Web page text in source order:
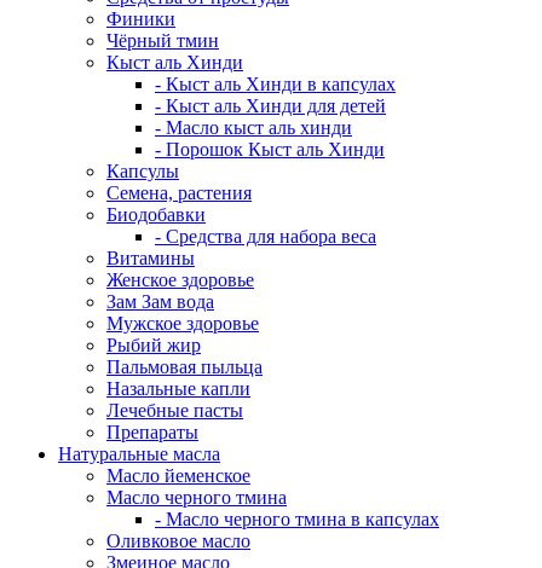
Финики
Чёрный тмин
Кыст аль Хинди
- Кыст аль Хинди в капсулах
- Кыст аль Хинди для детей
- Масло кыст аль хинди
- Порошок Кыст аль Хинди
Капсулы
Семена, растения
Биодобавки
- Средства для набора веса
Витамины
Женское здоровье
Зам Зам вода
Мужское здоровье
Рыбий жир
Пальмовая пыльца
Назальные капли
Лечебные пасты
Препараты
Натуральные масла
Масло йеменское
Масло черного тмина
- Масло черного тмина в капсулах
Оливковое масло
Змеиное масло